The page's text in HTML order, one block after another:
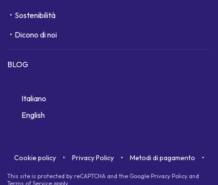
Sostenibilità
Dicono di noi
BLOG
Italiano
English
Cookie policy Privacy Policy Metodi di pagamento
This site is protected by reCAPTCHA and the Google Privacy Policy and
Terms of Service apply.